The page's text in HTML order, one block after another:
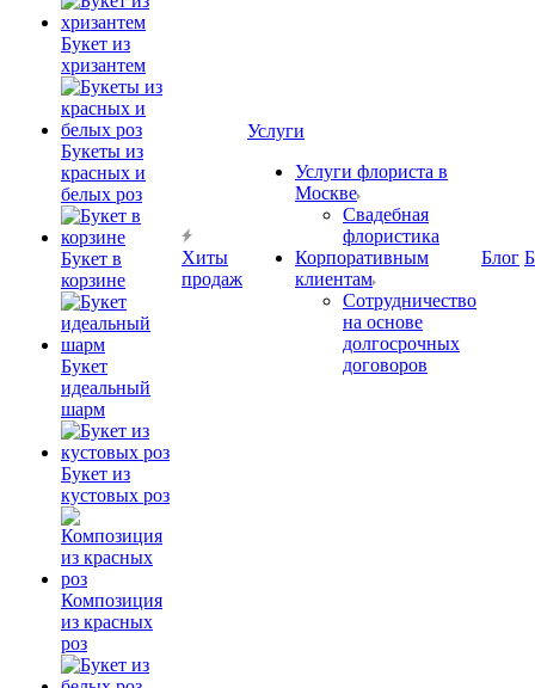
Букет из
хризантем
Букеты из
красных и
белых роз
Букет в
корзине
Букет
идеальный
шарм
Букет из
кустовых роз
Композиция
из красных
роз
Хиты
продаж
Услуги
Услуги флориста в
Москве
Свадебная
флористика
Корпоративным
клиентам
Сотрудничество
на основе
долгосрочных
договоров
Блог